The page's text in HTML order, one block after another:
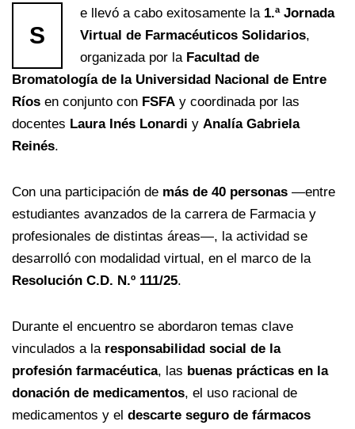
S
e llevó a cabo exitosamente la 1.ª Jornada
Virtual de Farmacéuticos Solidarios,
organizada por la Facultad de
Bromatología de la Universidad Nacional de Entre
Ríos en conjunto con FSFA y coordinada por las
docentes Laura Inés Lonardi y Analía Gabriela
Reinés.
Con una participación de más de 40 personas —entre
estudiantes avanzados de la carrera de Farmacia y
profesionales de distintas áreas—, la actividad se
desarrolló con modalidad virtual, en el marco de la
Resolución C.D. N.º 111/25.
Durante el encuentro se abordaron temas clave
vinculados a la responsabilidad social de la
profesión farmacéutica, las buenas prácticas en la
donación de medicamentos, el uso racional de
medicamentos y el descarte seguro de fármacos